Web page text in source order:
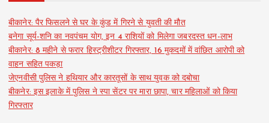
बीकानेर: पैर फिसलने से घर के कुंड में गिरने से युवती की मौत
बनेगा सूर्य-शनि का नवपंचम योग, इन 4 राशियों को मिलेगा जबरदस्त धन-लाभ
बीकानेर: 8 महीने से फरार हिस्ट्रीशीटर गिरफ्तार, 16 मुकदमों में वांछित आरोपी को
वाहन सहित पकड़ा
जेएनवीसी पुलिस ने हथियार और कारतूसों के साथ युवक को दबोचा
बीकनेर: इस इलाके में पुलिस ने स्पा सेंटर पर मारा छापा, चार महिलाओं को किया
गिरफ्तार